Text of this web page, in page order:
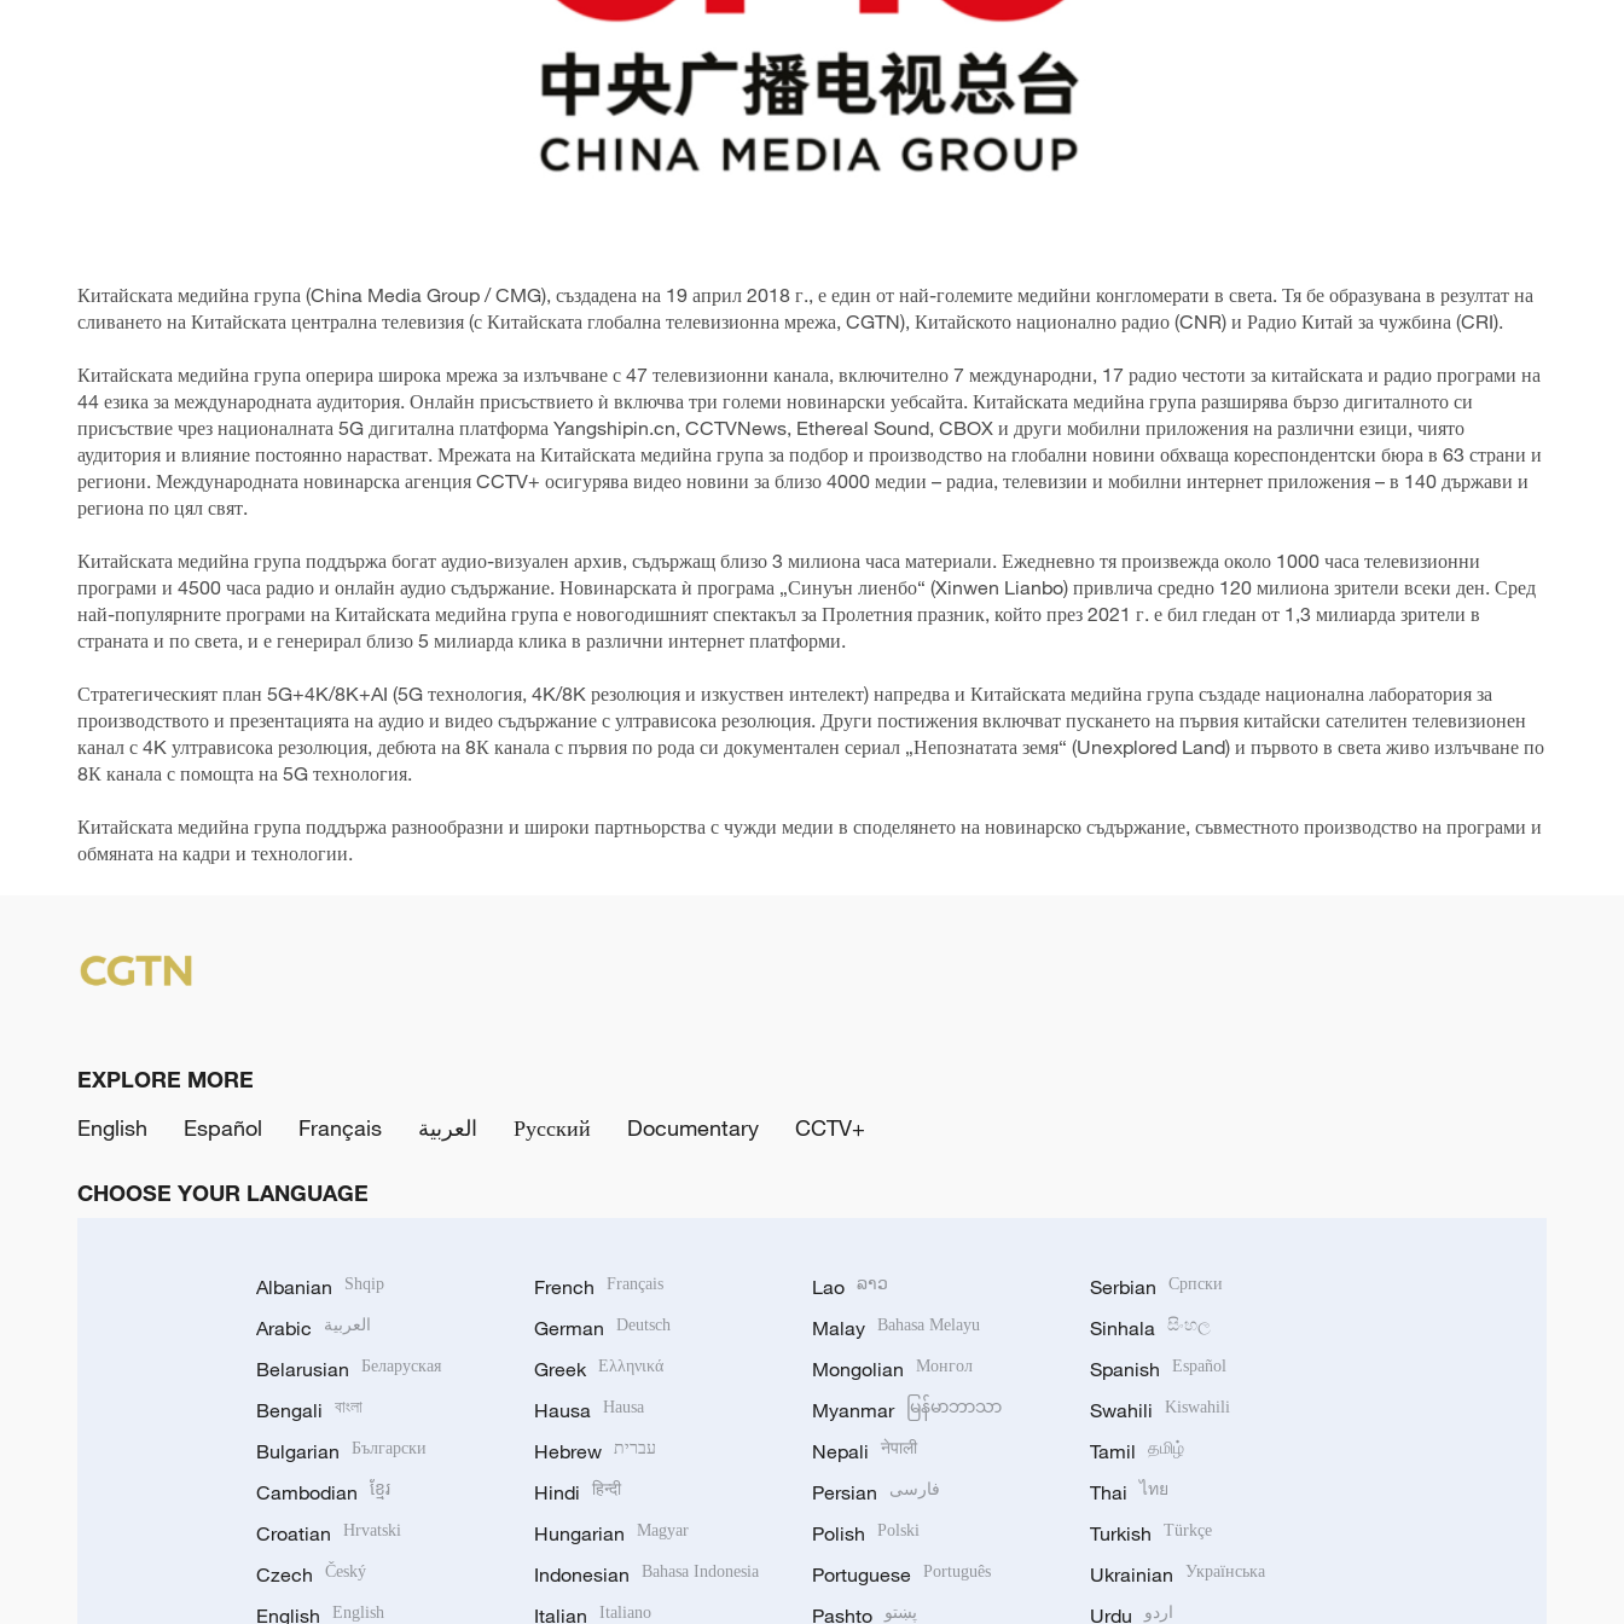
Китайската медийна група (China Media Group / CMG), създадена на 19 април 2018 г., е един от най-големите медийни конгломерати в света. Тя бе образувана в резултат на
сливането на Китайската централна телевизия (с Китайската глобална телевизионна мрежа, CGTN), Китайското национално радио (CNR) и Радио Китай за чужбина (CRI).
Китайската медийна група оперира широка мрежа за излъчване с 47 телевизионни канала, включително 7 международни, 17 радио честоти за китайската и радио програми на
44 езика за международната аудитория. Онлайн присъствието ѝ включва три големи новинарски уебсайта. Китайската медийна група разширява бързо дигиталното си
присъствие чрез националната 5G дигитална платформа Yangshipin.cn, CCTVNews, Ethereal Sound, CBOX и други мобилни приложения на различни езици, чиято
аудитория и влияние постоянно нарастват. Мрежата на Китайската медийна група за подбор и производство на глобални новини обхваща кореспондентски бюра в 63 страни и
региони. Международната новинарска агенция CCTV+ осигурява видео новини за близо 4000 медии – радиа, телевизии и мобилни интернет приложения – в 140 държави и
региона по цял свят.
Китайската медийна група поддържа богат аудио-визуален архив, съдържащ близо 3 милиона часа материали. Ежедневно тя произвежда около 1000 часа телевизионни
програми и 4500 часа радио и онлайн аудио съдържание. Новинарската ѝ програма „Синуън лиенбо“ (Xinwen Lianbo) привлича средно 120 милиона зрители всеки ден. Сред
най-популярните програми на Китайската медийна група е новогодишният спектакъл за Пролетния празник, който през 2021 г. е бил гледан от 1,3 милиарда зрители в
страната и по света, и е генерирал близо 5 милиарда клика в различни интернет платформи.
Стратегическият план 5G+4K/8K+AI (5G технология, 4K/8K резолюция и изкуствен интелект) напредва и Китайската медийна група създаде национална лаборатория за
производството и презентацията на аудио и видео съдържание с ултрависока резолюция. Други постижения включват пускането на първия китайски сателитен телевизионен
канал с 4K ултрависока резолюция, дебюта на 8К канала с първия по рода си документален сериал „Непознатата земя“ (Unexplored Land) и първото в света живо излъчване по
8К канала с помощта на 5G технология.
Китайската медийна група поддържа разнообразни и широки партньорства с чужди медии в споделянето на новинарско съдържание, съвместното производство на програми и
обмяната на кадри и технологии.
EXPLORE MORE
English
Español Français العربية Русский Documentary CCTV+
CHOOSE YOUR LANGUAGE
Albanian Shqip
Arabic العربية
Belarusian Беларуская
Bengali বাংলা
Bulgarian Български
Cambodian ខ្មែរ
Croatian Hrvatski
Czech Český
English English
French Français
German Deutsch
Greek Ελληνικά
Hausa Hausa
Hebrew עברית
Hindi हिन्दी
Hungarian Magyar
Indonesian Bahasa Indonesia
Italian Italiano
Lao ລາວ
Malay Bahasa Melayu
Mongolian Монгол
Myanmar မြန်မာဘာသာ
Nepali नेपाली
Persian فارسی
Polish Polski
Portuguese Português
Pashto پښتو
Serbian Српски
Sinhala සිංහල
Spanish Español
Swahili Kiswahili
Tamil தமிழ்
Thai ไทย
Turkish Türkçe
Ukrainian Українська
Urdu اردو